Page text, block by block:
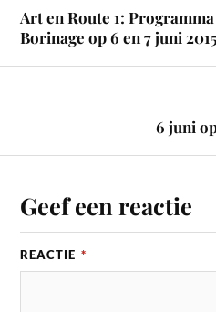
Art en Route 1:
Borinage op 6 en 7 juni
6 juni
Geef een reactie
REACTIE *